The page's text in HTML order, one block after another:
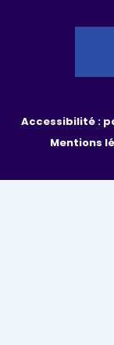
Accessibilité :
Mentions